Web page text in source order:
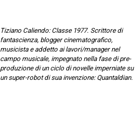
Tiziano Caliendo: Classe 1977. Scrittore di
fantascienza, blogger cinematografico,
musicista e addetto ai lavori/manager nel
campo musicale, impegnato nella fase di pre-
produzione di un ciclo di novelle imperniate su
un super-robot di sua invenzione:Quantaldian.